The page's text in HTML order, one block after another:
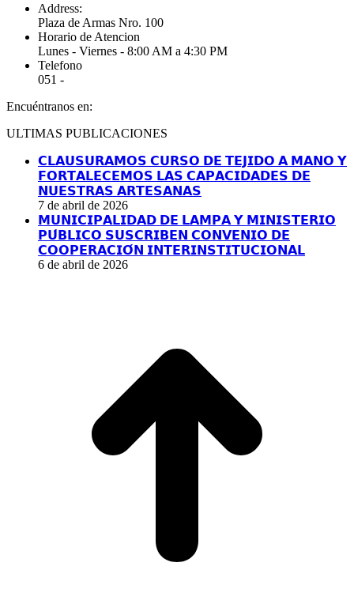
Address:
Plaza de Armas Nro. 100
Horario de Atencion
Lunes - Viernes - 8:00 AM a 4:30 PM
Telefono
051 -
Encuéntranos en:
Facebook
opens
window
YouTube
opens
window
Linkedin
opens
window
Instagram
opens
window
ULTIMAS PUBLICACIONES
𝗖𝗟𝗔𝗨𝗦𝗨𝗥𝗔𝗠𝗢𝗦 𝗖𝗨𝗥𝗦𝗢 𝗗𝗘 𝗧𝗘𝗝𝗜𝗗𝗢 𝗔 𝗠𝗔𝗡𝗢 𝗬
𝗙𝗢𝗥𝗧𝗔𝗟𝗘𝗖𝗘𝗠𝗢𝗦 𝗟𝗔𝗦 𝗖𝗔𝗣𝗔𝗖𝗜𝗗𝗔𝗗𝗘𝗦 𝗗𝗘
𝗡𝗨𝗘𝗦𝗧𝗥𝗔𝗦 𝗔𝗥𝗧𝗘𝗦𝗔𝗡𝗔𝗦
7 de abril de 2026
𝗠𝗨𝗡𝗜𝗖𝗜𝗣𝗔𝗟𝗜𝗗𝗔𝗗 𝗗𝗘 𝗟𝗔𝗠𝗣𝗔 𝗬 𝗠𝗜𝗡𝗜𝗦𝗧𝗘𝗥𝗜𝗢
𝗣𝗨́𝗕𝗟𝗜𝗖𝗢 𝗦𝗨𝗦𝗖𝗥𝗜𝗕𝗘𝗡 𝗖𝗢𝗡𝗩𝗘𝗡𝗜𝗢 𝗗𝗘
𝗖𝗢𝗢𝗣𝗘𝗥𝗔𝗖𝗜𝗢́𝗡 𝗜𝗡𝗧𝗘𝗥𝗜𝗡𝗦𝗧𝗜𝗧𝗨𝗖𝗜𝗢𝗡𝗔𝗟
6 de abril de 2026